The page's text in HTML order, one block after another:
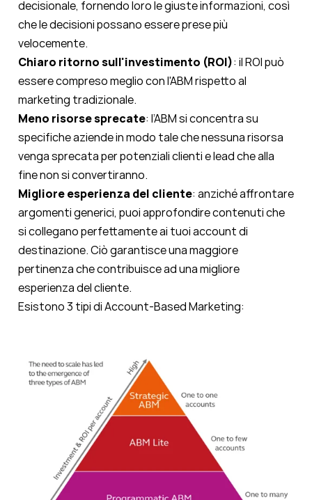
decisionale, fornendo loro le giuste informazioni, così
che le decisioni possano essere prese più
velocemente.
Chiaro ritorno sull'investimento (ROI): il ROI può
essere compreso meglio con l'ABM rispetto al
marketing tradizionale.
Meno risorse sprecate: l’ABM si concentra su
specifiche aziende in modo tale che nessuna risorsa
venga sprecata per potenziali clienti e lead che alla
fine non si convertiranno.
Migliore esperienza del cliente: anziché affrontare
argomenti generici, puoi approfondire contenuti che
si collegano perfettamente ai tuoi account di
destinazione. Ciò garantisce una maggiore
pertinenza che contribuisce ad una migliore
esperienza del cliente.
Esistono 3 tipi di Account-Based Marketing: